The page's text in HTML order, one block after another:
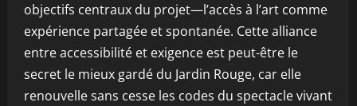
objectifs centraux du projet—l’accès à l’art comme
expérience partagée et spontanée. Cette alliance
entre accessibilité et exigence est peut-être le
secret le mieux gardé du Jardin Rouge, car elle
renouvelle sans cesse les codes du spectacle vivant